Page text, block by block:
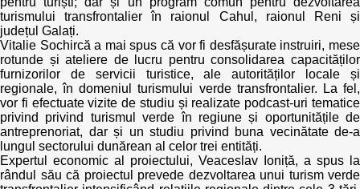
turismului transfrontalier în raionul Cahul, raionul Reni și
județul Galați.
Vitalie Sochircă a mai spus că vor fi desfășurate instruiri, mese
rotunde și ateliere de lucru pentru consolidarea capacităților
furnizorilor de servicii turistice, ale autorităților locale și
regionale, în domeniul turismului verde transfrontalier. La fel,
vor fi efectuate vizite de studiu și realizate podcast-uri tematice
privind privind turismul verde în regiune și oportunitățile de
antreprenoriat, dar și un studiu privind buna vecinătate de-a
lungul sectorului dunărean al celor trei entități.
Expertul economic al proiectului, Veaceslav Ioniță, a spus la
rândul său că proiectul prevede dezvoltarea unui turism verde